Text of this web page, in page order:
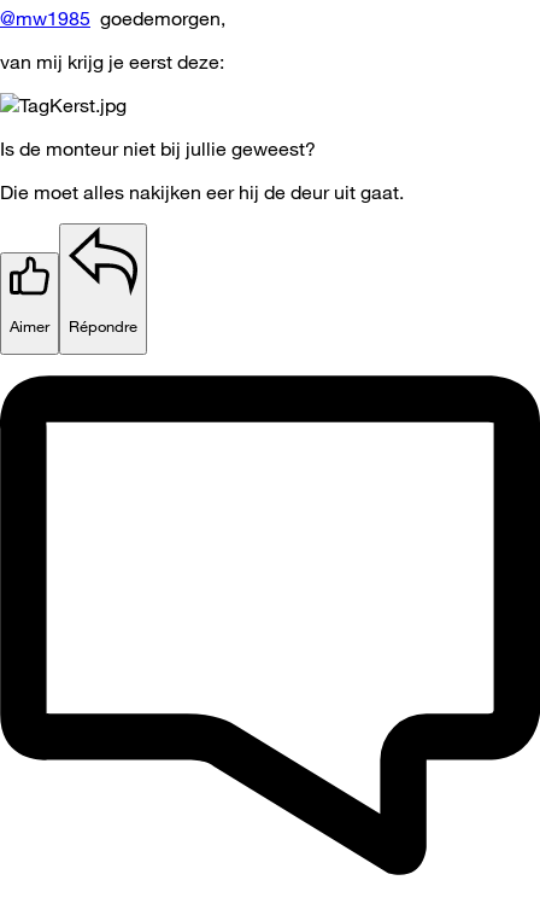
@mw1985 goedemorgen,
van mij krijg je eerst deze:
Is de monteur niet bij jullie geweest?
Die moet alles nakijken eer hij de deur uit gaat.
Aimer Répondre